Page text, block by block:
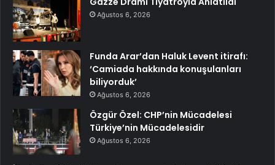
Ağustos 6, 2026
Funda Arar’dan Haluk Levent itirafı:
‘Camiada hakkında konuşulanları
biliyorduk’
Ağustos 6, 2026
Özgür Özel: CHP’nin Mücadelesi
Türkiye’nin Mücadelesidir
Ağustos 6, 2026